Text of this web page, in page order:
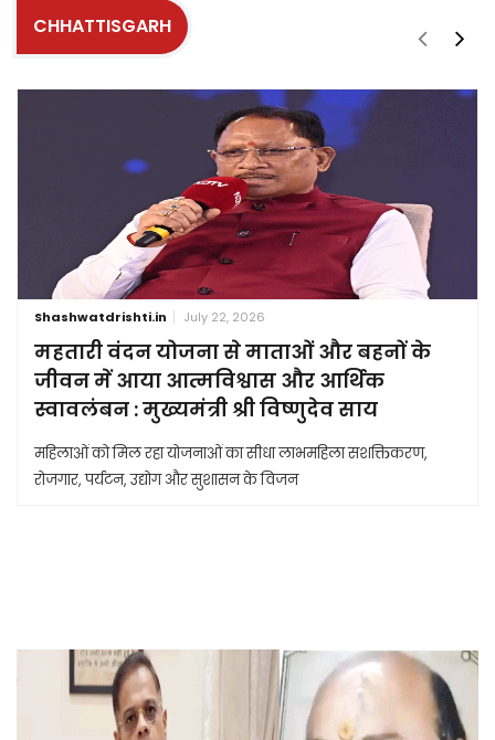
CHHATTISGARH
Shashwatdrishti.in July 22, 2026
महतारी वंदन योजना से माताओं और बहनों के
जीवन में आया आत्मविश्वास और आर्थिक
स्वावलंबन : मुख्यमंत्री श्री विष्णुदेव साय
महिलाओं को मिल रहा योजनाओं का सीधा लाभमहिला सशक्तिकरण,
रोजगार, पर्यटन, उद्योग और सुशासन के विजन